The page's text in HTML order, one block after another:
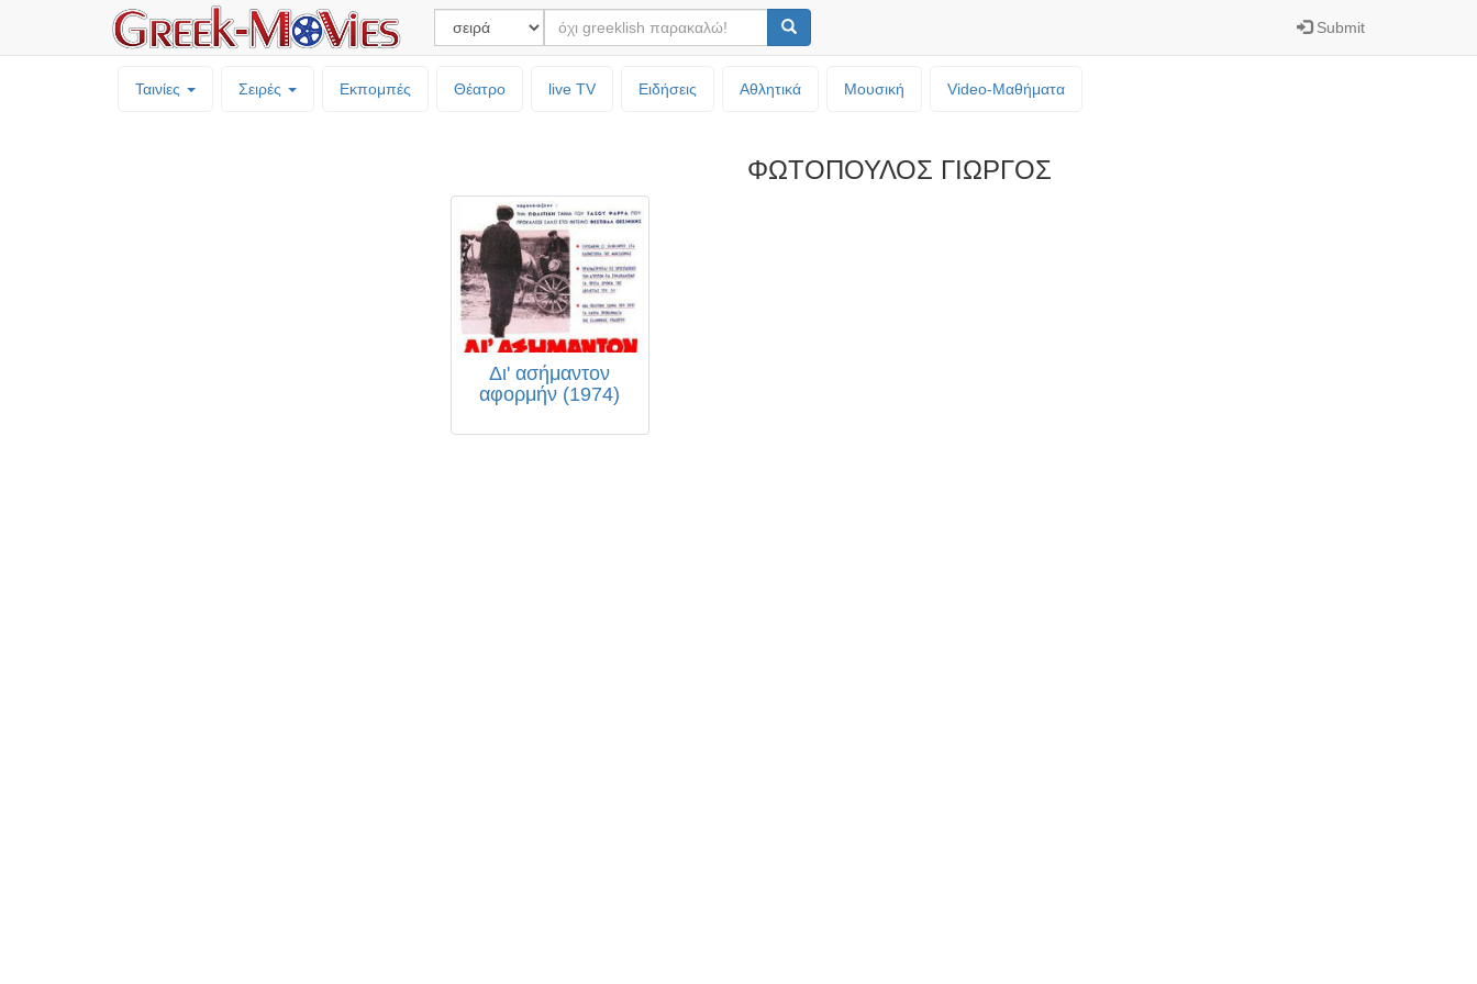
Submit
Ταινίες Σειρές Εκπομπές Θέατρο live TV Ειδήσεις Αθλητικά Μουσική Video-Mαθήματα
ΦΩΤΟΠΟΥΛΟΣ ΓΙΩΡΓΟΣ
Δι' ασήμαντον
αφορμήν (1974)